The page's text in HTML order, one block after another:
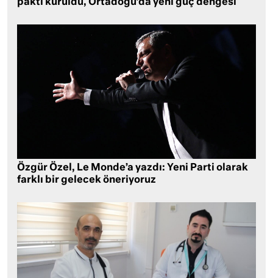
paktı kuruldu, Ortadoğu’da yeni güç dengesi
Özgür Özel, Le Monde’a yazdı: Yeni Parti olarak
farklı bir gelecek öneriyoruz